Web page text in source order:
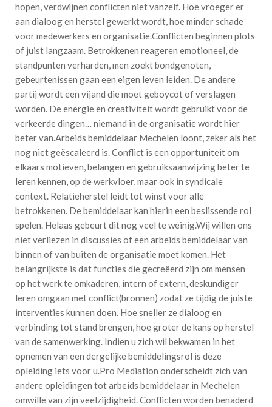
hopen, verdwijnen conflicten niet vanzelf. Hoe vroeger er
aan dialoog en herstel gewerkt wordt, hoe minder schade
voor medewerkers en organisatie.Conflicten beginnen plots
of juist langzaam. Betrokkenen reageren emotioneel, de
standpunten verharden, men zoekt bondgenoten,
gebeurtenissen gaan een eigen leven leiden. De andere
partij wordt een vijand die moet geboycot of verslagen
worden. De energie en creativiteit wordt gebruikt voor de
verkeerde dingen… niemand in de organisatie wordt hier
beter van.Arbeids bemiddelaar Mechelen loont, zeker als het
nog niet geëscaleerd is. Conflict is een opportuniteit om
elkaars motieven, belangen en gebruiksaanwijzing beter te
leren kennen, op de werkvloer, maar ook in syndicale
context. Relatieherstel leidt tot winst voor alle
betrokkenen. De bemiddelaar kan hierin een beslissende rol
spelen. Helaas gebeurt dit nog veel te weinig.Wij willen ons
niet verliezen in discussies of een arbeids bemiddelaar van
binnen of van buiten de organisatie moet komen. Het
belangrijkste is dat functies die gecreëerd zijn om mensen
op het werk te omkaderen, intern of extern, deskundiger
leren omgaan met conflict(bronnen) zodat ze tijdig de juiste
interventies kunnen doen. Hoe sneller ze dialoog en
verbinding tot stand brengen, hoe groter de kans op herstel
van de samenwerking. Indien u zich wil bekwamen in het
opnemen van een dergelijke bemiddelingsrol is deze
opleiding iets voor u.Pro Mediation onderscheidt zich van
andere opleidingen tot arbeids bemiddelaar in Mechelen
omwille van zijn veelzijdigheid. Conflicten worden benaderd